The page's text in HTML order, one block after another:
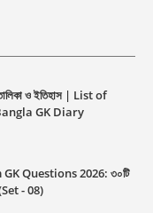
তালিকা ও ইতিহাস | List of
GK Diary
Questions 2026: ৩০টি
(Set - 08)